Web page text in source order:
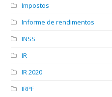
Impostos
Informe de rendimentos
INSS
IR
IR 2020
IRPF